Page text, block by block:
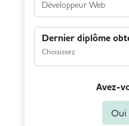
Dernier diplôme
Avez-
Oui